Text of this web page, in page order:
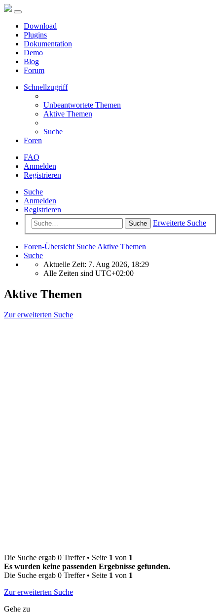
Download
Plugins
Dokumentation
Demo
Blog
Forum
Schnellzugriff
Unbeantwortete Themen
Aktive Themen
Suche
Foren
FAQ
Anmelden
Registrieren
Suche
Anmelden
Registrieren
Suche Erweiterte Suche
Foren-Übersicht Suche Aktive Themen
Suche
Aktuelle Zeit: 7. Aug 2026, 18:29
Alle Zeiten sind UTC+02:00
Aktive Themen
Zur erweiterten Suche
Die Suche ergab 0 Treffer • Seite 1 von 1
Es wurden keine passenden Ergebnisse gefunden.
Die Suche ergab 0 Treffer • Seite 1 von 1
Zur erweiterten Suche
Gehe zu